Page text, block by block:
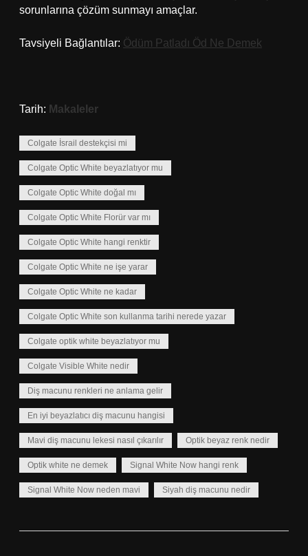
sorunlarına çözüm sunmayı amaçlar.
Tavsiyeli Bağlantılar: Ödüm Patladı Öd Ne Demek
Tarih: Makaleler
Colgate İsrail destekçisi mi
Colgate Optic White beyazlatıyor mu
Colgate Optic White doğal mı
Colgate Optic White Florür var mı
Colgate Optic White hangi renktir
Colgate Optic White ne işe yarar
Colgate Optic White ne kadar
Colgate Optic White son kullanma tarihi nerede yazar
Colgate optik white beyazlatıyor mu
Colgate Visible White nedir
Diş macunu renkleri ne anlama gelir
En iyi beyazlatıcı diş macunu hangisi
Mavi diş macunu lekesi nasıl çıkarılır Optik beyaz renk nedir
Optik white ne demek Signal White Now hangi renk
Signal White Now neden mavi Siyah diş macunu nedir